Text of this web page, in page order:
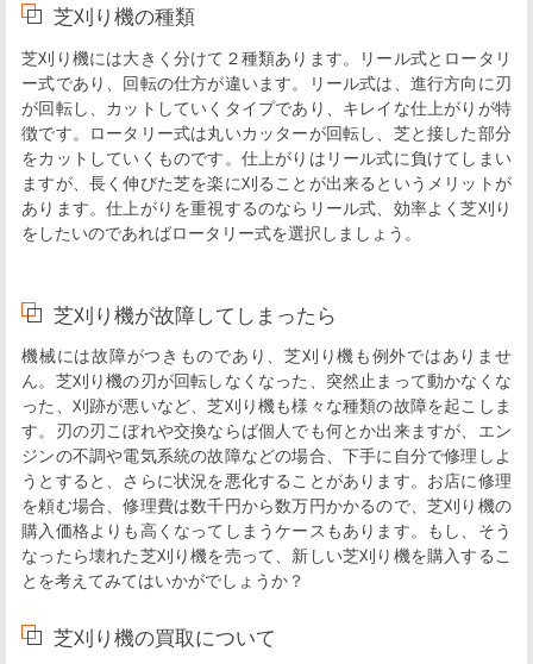
芝刈り機の種類
芝刈り機には大きく分けて２種類あります。リール式とロータリ
ー式であり、回転の仕方が違います。リール式は、進行方向に刃
が回転し、カットしていくタイプであり、キレイな仕上がりが特
徴です。ロータリー式は丸いカッターが回転し、芝と接した部分
をカットしていくものです。仕上がりはリール式に負けてしまい
ますが、長く伸びた芝を楽に刈ることが出来るというメリットが
あります。仕上がりを重視するのならリール式、効率よく芝刈り
をしたいのであればロータリー式を選択しましょう。
芝刈り機が故障してしまったら
機械には故障がつきものであり、芝刈り機も例外ではありませ
ん。芝刈り機の刃が回転しなくなった、突然止まって動かなくな
った、刈跡が悪いなど、芝刈り機も様々な種類の故障を起こしま
す。刃の刃こぼれや交換ならば個人でも何とか出来ますが、エン
ジンの不調や電気系統の故障などの場合、下手に自分で修理しよ
うとすると、さらに状況を悪化することがあります。お店に修理
を頼む場合、修理費は数千円から数万円かかるので、芝刈り機の
購入価格よりも高くなってしまうケースもあります。もし、そう
なったら壊れた芝刈り機を売って、新しい芝刈り機を購入するこ
とを考えてみてはいかがでしょうか？
芝刈り機の買取について